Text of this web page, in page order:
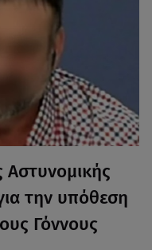
Αστυνομικής
την υπόθεση
Γόννους